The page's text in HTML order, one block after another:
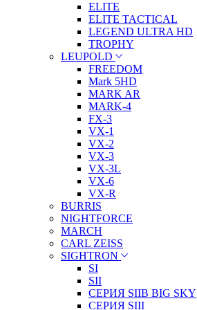
ELITE
ELITE TACTICAL
LEGEND ULTRA HD
TROPHY
LEUPOLD
FREEDOM
Mark 5HD
MARK AR
MARK-4
FX-3
VX-1
VX-2
VX-3
VX-3L
VX-6
VX-R
BURRIS
NIGHTFORCE
MARCH
CARL ZEISS
SIGHTRON
SI
SII
СЕРИЯ SIIB BIG SKY
СЕРИЯ SIII